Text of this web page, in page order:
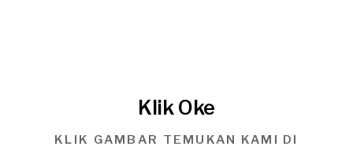
Klik Oke
KLIK GAMBAR TEMUKAN KAMI DI